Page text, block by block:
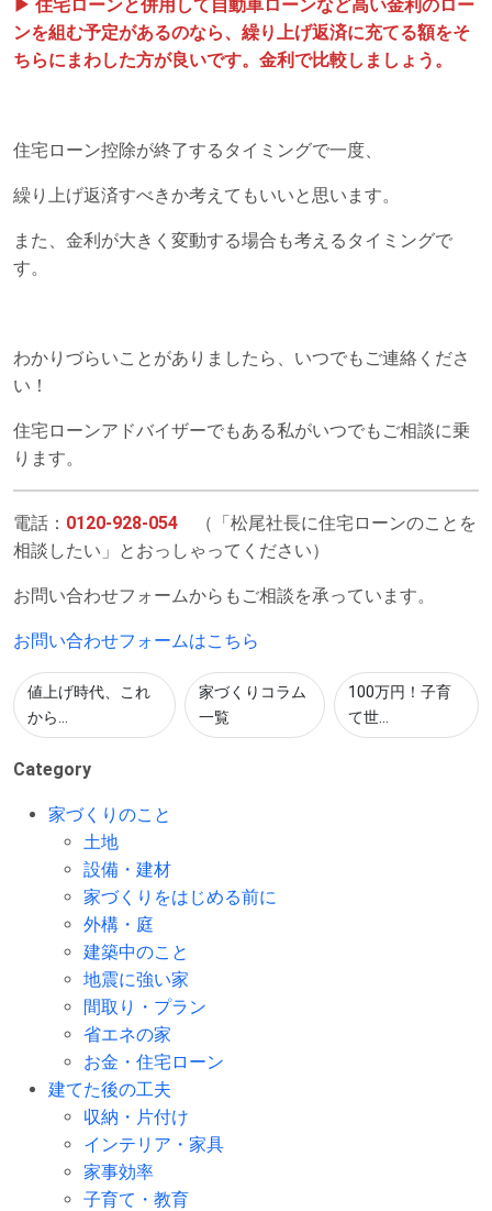
▶ 住宅ローンと併用して自動車ローンなど高い金利のロー
ンを組む予定があるのなら、繰り上げ返済に充てる額をそ
ちらにまわした方が良いです。金利で比較しましょう。
住宅ローン控除が終了するタイミングで一度、
繰り上げ返済すべきか考えてもいいと思います。
また、金利が大きく変動する場合も考えるタイミングで
す。
わかりづらいことがありましたら、いつでもご連絡くださ
い！
住宅ローンアドバイザーでもある私がいつでもご相談に乗
ります。
電話： 0120-928-054 （「松尾社長に住宅ローンのことを
相談したい」とおっしゃってください）
お問い合わせフォームからもご相談を承っています。
お問い合わせフォームはこちら
値上げ時代、これ
から...
家づくりコラム
一覧
100万円！子育
て世...
Category
家づくりのこと
土地
設備・建材
家づくりをはじめる前に
外構・庭
建築中のこと
地震に強い家
間取り・プラン
省エネの家
お金・住宅ローン
建てた後の工夫
収納・片付け
インテリア・家具
家事効率
子育て・教育